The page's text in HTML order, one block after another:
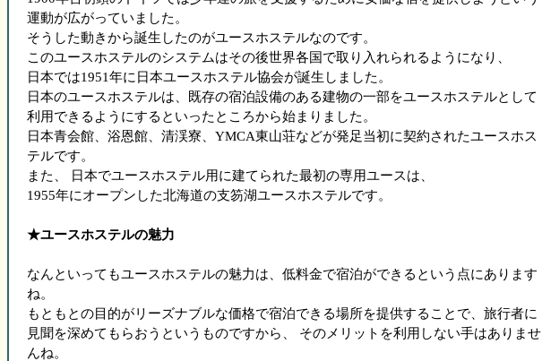
運動が広がっていました。
そうした動きから誕生したのがユースホステルなのです。
このユースホステルのシステムはその後世界各国で取り入れられるようになり、
日本では1951年に日本ユースホステル協会が誕生しました。
日本のユースホステルは、既存の宿泊設備のある建物の一部をユースホステルとして
利用できるようにするといったところから始まりました。
日本青会館、浴恩館、清渓寮、YMCA東山荘などが発足当初に契約されたユースホス
テルです。
また、 日本でユースホステル用に建てられた最初の専用ユースは、
1955年にオープンした北海道の支笏湖ユースホステルです。
★ユースホステルの魅力
なんといってもユースホステルの魅力は、低料金で宿泊ができるという点にあります
ね。
もともとの目的がリーズナブルな価格で宿泊できる場所を提供することで、旅行者に
見聞を深めてもらおうというものですから、 そのメリットを利用しない手はありませ
んね。